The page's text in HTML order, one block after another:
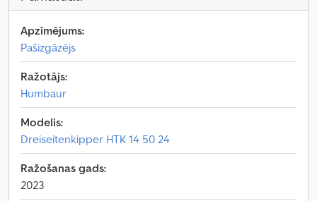
Apzīmējums:
Pašizgāzējs
Ražotājs:
Humbaur
Modelis:
Dreiseitenkipper HTK 14 50 24
Ražošanas gads:
2023